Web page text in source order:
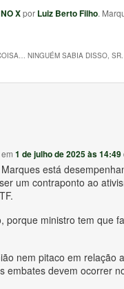
Xpor Luiz Berto Filho.
NINGUÉM SABIA DISSO,
em1 de julho de 2025 às 14:49
está
um contraponto ao
porque ministro tem que
nem pitaco em relação
embates devem ocorrer